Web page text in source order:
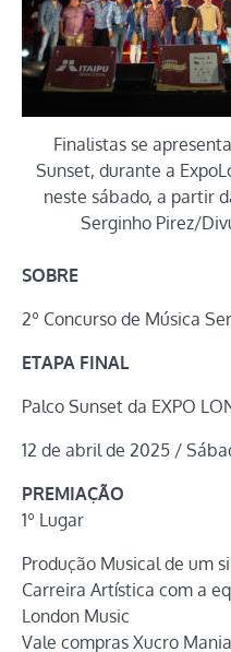
Finalistas se
Sunset, durante a
neste sábado, a partir
Serginho Pirez/
SOBRE
2º Concurso de Música
ETAPA FINAL
Palco Sunset da EXPO
12 de abril de 2025 /
PREMIAÇÃO
1º Lugar
Produção Musical de um
Carreira Artística com a
London Music
Vale compras Xucro